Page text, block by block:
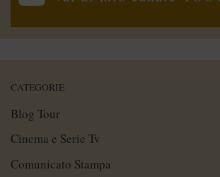
CATEGORIE
Blog Tour
Cinema e Serie Tv
Comunicato Stampa